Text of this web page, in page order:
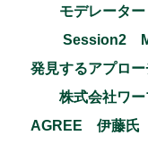
モデレーター
Session2
発見するアプロー
株式会社ワー
AGREE 伊藤氏